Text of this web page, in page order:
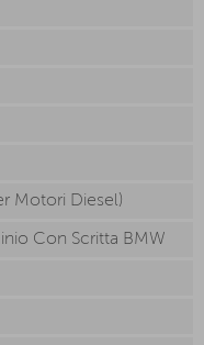
Motori Diesel)
Con Scritta BMW